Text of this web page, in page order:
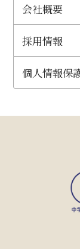
会社概要
採用情報
個人情報保